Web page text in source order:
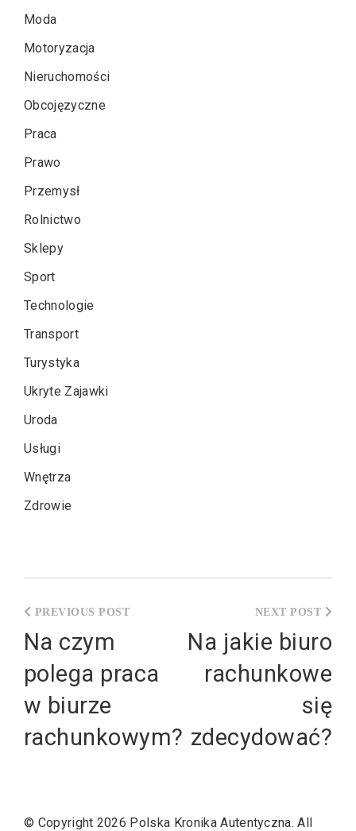
Moda
Motoryzacja
Nieruchomości
Obcojęzyczne
Praca
Prawo
Przemysł
Rolnictwo
Sklepy
Sport
Technologie
Transport
Turystyka
Ukryte Zajawki
Uroda
Usługi
Wnętrza
Zdrowie
wpisu
Na czym
polega praca
w biurze
rachunkowym?
Na jakie biuro
rachunkowe
się
zdecydować?
© Copyright 2026 Polska Kronika Autentyczna. All